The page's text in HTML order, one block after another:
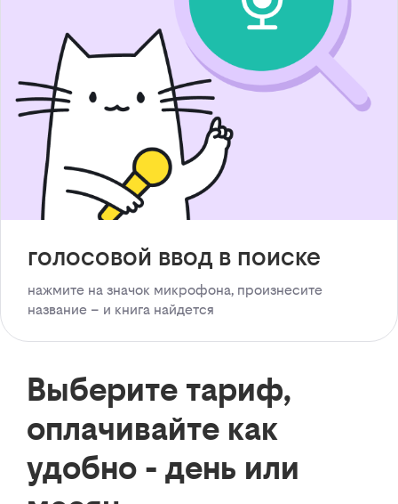
голосовой ввод в поиске
нажмите на значок микрофона, произнесите
название – и книга найдется
Выберите тариф,
оплачивайте как
удобно - день или